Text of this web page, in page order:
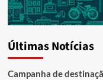
Últimas Notícias
Campanha de